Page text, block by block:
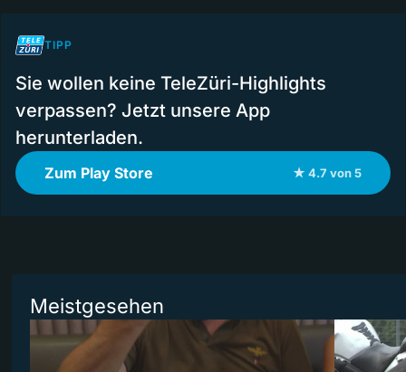
TIPP
Sie wollen keine TeleZüri-Highlights
verpassen? Jetzt unsere App
herunterladen.
Zum Play Store ★ 4.7 von 5
Meistgesehen